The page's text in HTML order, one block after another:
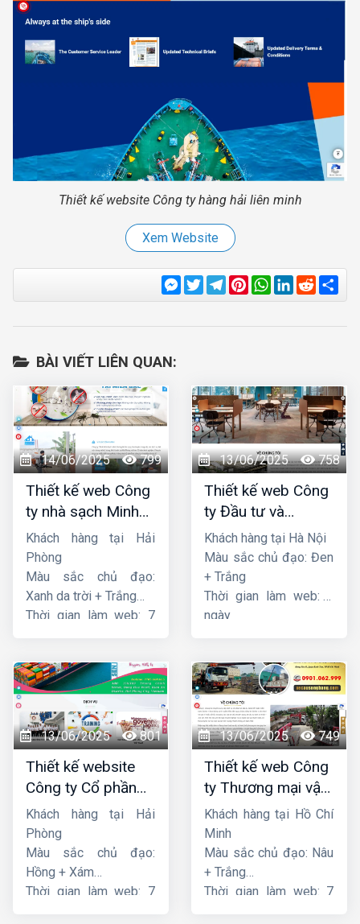
Thiết kế website Công ty hàng hải liên minh
Xem Website
Messenger
TwitterTelegram
Pinterest
WhatsApp
LinkedIn
Reddit
BÀI VIẾT LIÊN QUAN:
14/06/2025 799
Thiết kế web Công
ty nhà sạch Minh
Dương
Khách hàng tại Hải
Phòng
Màu sắc chủ đạo:
Xanh da trời + Trắng
Thời gian làm web: 7
13/06/2025 758
Thiết kế web Công
ty Đầu tư và
Thương mại Five-
Star
Khách hàng tại Hà Nội
Màu sắc chủ đạo: Đen
+ Trắng
Thời gian làm web: 7
ngày
13/06/2025 801
Thiết kế website
Công ty Cổ phần
dịch vụ hàng hải
Sen
Khách hàng tại Hải
Phòng
Màu sắc chủ đạo:
Hồng + Xám
Thời gian làm web: 7
13/06/2025 749
Thiết kế web Công
ty Thương mại vận
tải Song Bằng
Khách hàng tại Hồ Chí
Minh
Màu sắc chủ đạo: Nâu
+ Trắng
Thời gian làm web: 7